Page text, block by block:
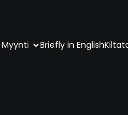
Myynti Briefly in English